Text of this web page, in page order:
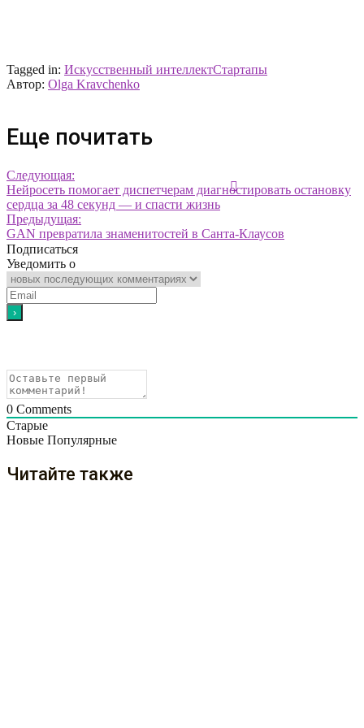
Tagged in: Искусственный интеллектСтартапы
Автор: Olga Kravchenko
Еще почитать
Следующая:
Нейросеть помогает диспетчерам диагностировать остановку
сердца за 48 секунд — и спасти жизнь
Предыдущая:
GAN превратила знаменитостей в Санта-Клаусов
Подписаться
Уведомить о
0 Comments
Старые
Новые Популярные
Читайте также